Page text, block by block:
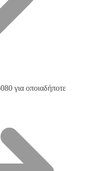
για οποιαδήποτε